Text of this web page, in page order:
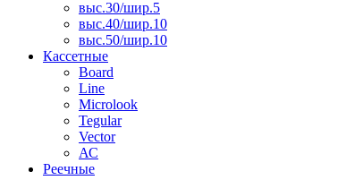
выс.30/шир.5
выс.40/шир.10
выс.50/шир.10
Кассетные
Board
Line
Microlook
Tegular
Vector
АС
Реечные